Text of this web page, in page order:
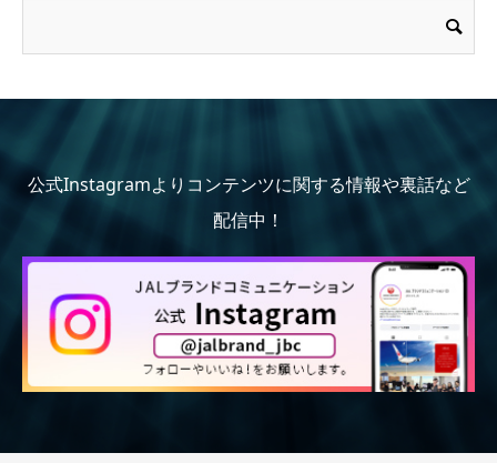
公式Instagramよりコンテンツに関する情報や裏話など
配信中！